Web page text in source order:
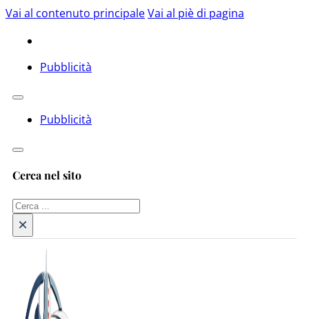
Vai al contenuto principaleVai al piè di pagina
Pubblicità
Pubblicità
Cerca nel sito
Cerca
×